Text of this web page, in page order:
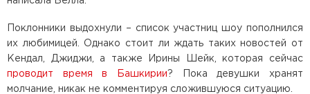
Поклонники выдохнули – список участниц шоу пополнился
их любимицей. Однако стоит ли ждать таких новостей от
Кендал, Джиджи, а также Ирины Шейк, которая сейчас
проводит время в Башкирии? Пока девушки хранят
молчание, никак не комментируя сложившуюся ситуацию.